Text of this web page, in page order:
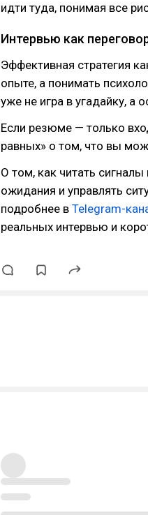
идти туда, понимая все
Интервью как
Эффективная стратегия
опыте, а понимать
уже не игра в угадайку, а
Если резюме — только
равных» о том, что вы
О том, как читать
ожидания и управлять
подробнее в Telegram-
реальных интервью и